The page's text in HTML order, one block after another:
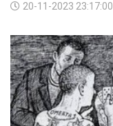
20-11-2023 23:17:00